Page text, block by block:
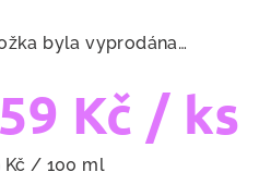
byla vyprodána…
Kč / ks
Kč / 100 ml